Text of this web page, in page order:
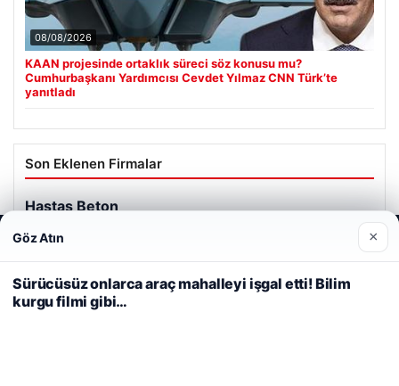
08/08/2026
KAAN projesinde ortaklık süreci söz konusu mu?
Cumhurbaşkanı Yardımcısı Cevdet Yılmaz CNN Türk’te
yanıtladı
Son Eklenen Firmalar
Hastaş Beton
Web sitemizi nasıl kullandığınızı daha iyi anlayabilmek,
deneyiminizi kişiselleştirmek ve geliştirmek amacıyla çerezler
kullanıyoruz.
Çerez Politikamız
Reddet Kabul Et
Göz Atın ×
Sürücüsüz onlarca araç mahalleyi işgal etti! Bilim
kurgu filmi gibi…